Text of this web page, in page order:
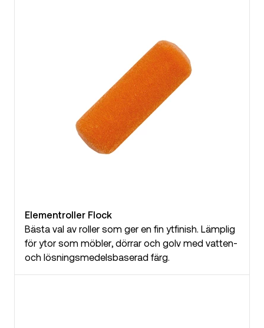
Elementroller Flock
Bästa val av roller som ger en fin ytfinish. Lämplig
för ytor som möbler, dörrar och golv med vatten-
och lösningsmedelsbaserad färg.